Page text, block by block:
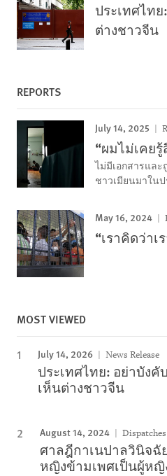
ประเทศไท
ต่างชาวจีน
REPORTS
July 14, 2025
“ผมไม่เคย
ไม่มีเอกสารแล
ชาวเมียนมาในป
May 16, 2024
“เราคิดว่า
MOST VIEWED
July 14, 2026 News Release
ประเทศไทย: อย่าบังคั
เห็นต่างชาวจีน
August 14, 2024 Dispatches
ศาลฎีกาเนปาลวินิจฉั
หญิงข้ามเพศเป็นผู้หญิ